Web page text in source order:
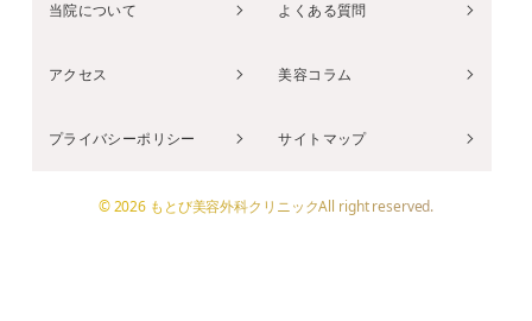
当院について よくある質問
アクセス 美容コラム
プライバシーポリシー サイトマップ
© 2026 もとび美容外科クリニックAll right reserved.